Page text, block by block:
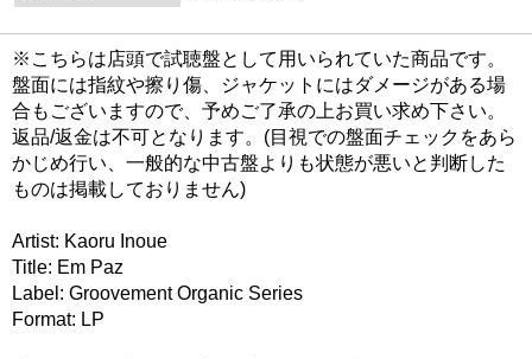
※こちらは店頭で試聴盤として用いられていた商品です。
盤面には指紋や擦り傷、ジャケットにはダメージがある場
合もございますので、予めご了承の上お買い求め下さい。
返品/返金は不可となります。(目視での盤面チェックをあら
かじめ行い、一般的な中古盤よりも状態が悪いと判断した
ものは掲載しておりません)
Artist: Kaoru Inoue
Title: Em Paz
Label: Groovement Organic Series
Format: LP